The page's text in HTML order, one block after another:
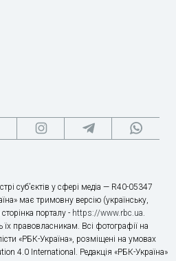
суб’єктів у сфері медіа — R40-05347
має тримовну версію (українську,
порталу - https://www.rbc.ua.
правовласникам. Всі фотографії на
«РБК-Україна», розміщені на умовах
4.0 International. Редакція «РБК-Україна»